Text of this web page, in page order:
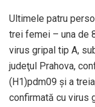
Ultimele patru
trei femei – una de
virus gripal tip A,
judeţul Prahova,
(H1)pdm09 şi a
confirmată cu virus